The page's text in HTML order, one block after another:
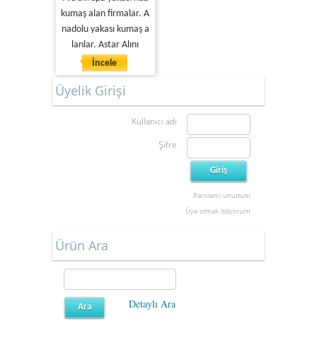
kumaş alan firmalar. A
nadolu yakası kumaş a
lanlar. Astar Alını
İncele
Üyelik Girişi
Kullanıcı adı
Şifre
Parolamı unuttum
Üye olmak istiyorum
Ürün Ara
Detaylı Ara